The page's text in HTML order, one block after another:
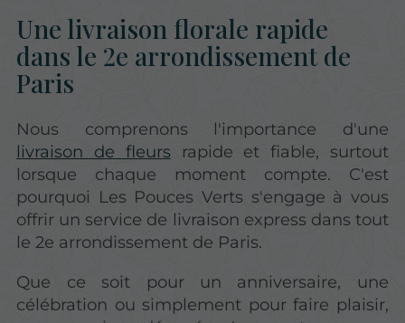
Une livraison florale rapide
dans le 2e arrondissement de
Paris
Nous comprenons l'importance d'une
livraison de fleurs rapide et fiable, surtout
lorsque chaque moment compte. C'est
pourquoi Les Pouces Verts s'engage à vous
offrir un service de livraison express dans tout
le 2e arrondissement de Paris.
Que ce soit pour un anniversaire, une
célébration ou simplement pour faire plaisir,